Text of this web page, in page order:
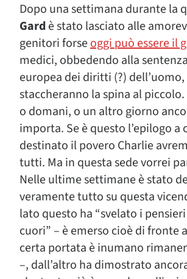
Dopo una settimana durante la
Gardè stato lasciato alle
genitori forseoggi può essere il
medici, obbedendo alla
europea dei diritti (?) dell’uomo,
staccheranno la spina al piccolo.
o domani, o un altro giorno
importa. Se è questo l’epilogo a
destinato il povero Charlie
tutti. Ma in questa sede vorrei
Nelle ultime settimane è stato
veramente tutto su questa
lato questo ha “svelato i
cuori” – è emerso cioè di fronte
certa portata è inumano
–, dall’altro ha dimostrato